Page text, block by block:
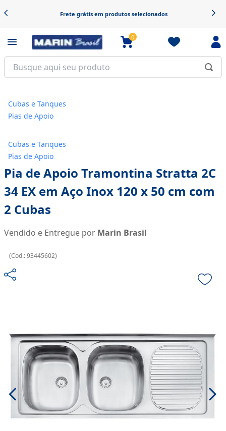
Frete grátis em produtos selecionados
0
Cubas e Tanques
Pias de Apoio
Cubas e Tanques
Pias de Apoio
Pia de Apoio Tramontina Stratta 2C
34 EX em Aço Inox 120 x 50 cm com
2 Cubas
Vendido e Entregue por Marin Brasil
(Cod.:93445602)